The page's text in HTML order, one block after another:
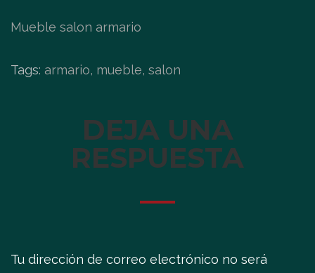
Mueble salon armario
Tags: armario, mueble, salon
DEJA UNA
RESPUESTA
Tu dirección de correo electrónico no será